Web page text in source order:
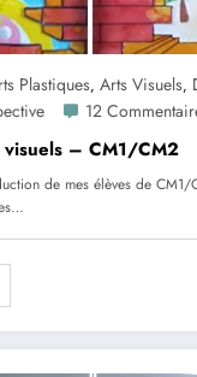
Plastiques, Arts Visuels,
12
visuels – CM1/CM2
de mes élèves de CM1/